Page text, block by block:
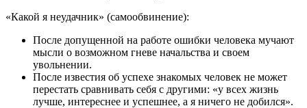
«Какой я неудачник» (самообвинение):
После допущенной на работе ошибки человека мучают
мысли о возможном гневе начальства и своем
увольнении.
После известия об успехе знакомых человек не может
перестать сравнивать себя с другими: «у всех жизнь
лучше, интереснее и успешнее, а я ничего не добился».